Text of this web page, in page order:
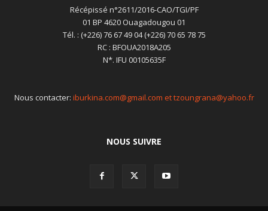
Récépissé n°2611/2016-CAO/TGI/PF
01 BP 4620 Ouagadougou 01
Tél. : (+226) 76 67 49 04 (+226) 70 65 78 75
RC : BFOUA2018A205
N*. IFU 00105635F
Nous contacter: iburkina.com@gmail.com et tzoungrana@yahoo.fr
NOUS SUIVRE